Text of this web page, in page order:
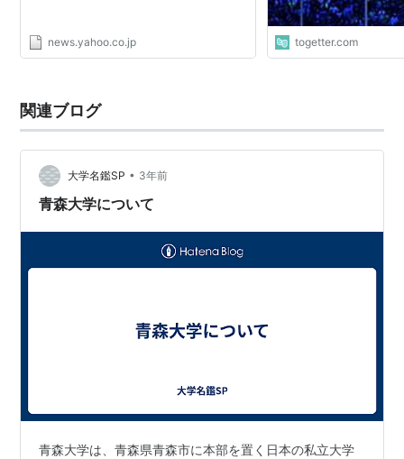
news.yahoo.co.jp togetter.com
関連ブログ
大学名鑑SP • 3年前
青森大学について
青森大学は、青森県青森市に本部を置く日本の私立大学